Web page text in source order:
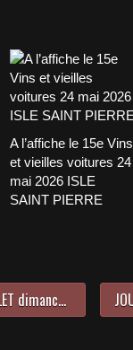
A l’affiche le 15e Vins
et vieilles voitures 24
mai 2026 ISLE
SAINT PIERRE
AUTOS et MOTOS ANCIENNES à RAMBOUILLET dimanche 16 NOVEMBRE 2014